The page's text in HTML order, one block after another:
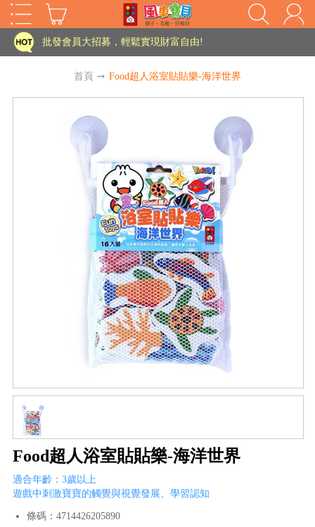
家長樂了!「風車書版集團暨FOOD超人企業總部」目前正興建中!
批發會員大招募，輕鬆實現財富自由!
老師您好!!幼教會員火熱招募中~
海外購物免煩惱！點我查看『海外購物流程說明』
批發會員大招募，輕鬆實現財富自由!
老師您好!!幼教會員火熱招募中~
海外購物免煩惱！點我查看『海外購物流程說明』
首頁 ➙ Food超人浴室貼貼樂-海洋世界
Food超人浴室貼貼樂-海洋世界
適合年齡：3歲以上
遊戲中刺激寶寶的觸覺與視覺發展、學習認知
條碼：4714426205890